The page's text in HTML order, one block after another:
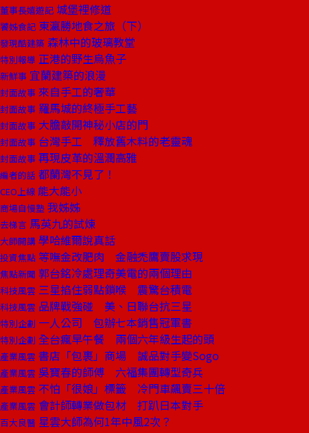
董事長嬉遊記 城堡裡修道
饕姊食記 東瀛勝地食之旅（下）
發現酷建築 森林中的玻璃教堂
特別報導 正港的野生烏魚子
新鮮事 宜蘭建築的浪漫
封面故事 來自手工的奢華
封面故事 羅馬城的終極手工藝
封面故事 大膽敲開神秘小店的門
封面故事 台灣手工 釋放舊木料的老靈魂
封面故事 再現皮革的溫潤高雅
編者的話 都蘭灣不見了！
CEO上線 能大能小
商場自慢塾 我姊姊
去梯言 馬英九的試煉
大師開講 學哈維爾說真話
投資焦點 等嘸金改肥肉 金融禿鷹賣股求現
焦點新聞 郭台銘冷處理奇美電的兩個理由
科技風雲 三星掐住弱點鎖喉 震驚台積電
科技風雲 品牌戰強碰 美、日聯台抗三星
特別企劃 一人公司 包辦七本銷售冠軍書
特別企劃 全台瘋早午餐 兩個六年級生起的頭
產業風雲 書店「包裹」商場 誠品對手變Sogo
產業風雲 吳寶春的師傅 六福集團轉型奇兵
產業風雲 不怕「很娘」標籤 冷門車飆賣三十倍
產業風雲 會計師轉業做包材 打趴日本對手
百大良醫 星雲大師為何1年中風2次？